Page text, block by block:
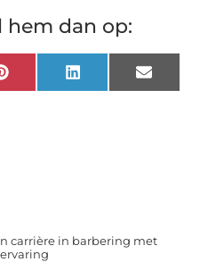
hem dan op:
PinterestLinkedInEmail
carrière in barbering met